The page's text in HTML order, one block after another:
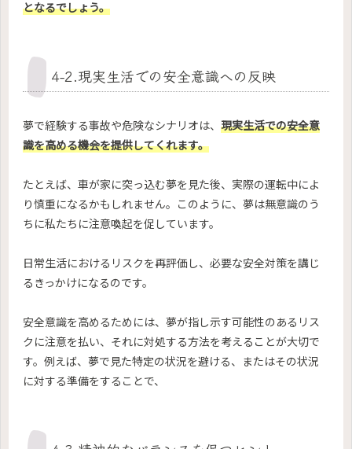
となるでしょう。
4-2.現実生活での安全意識への反映
夢で経験する事故や危険なシナリオは、 現実生活での安全意
識を高める機会を提供してくれます。
たとえば、車が家に突っ込む夢を見た後、実際の運転中によ
り慎重になるかもしれません。このように、夢は無意識のう
ちに私たちに注意喚起を促しています。
日常生活におけるリスクを再評価し、必要な安全対策を講じ
るきっかけになるのです。
安全意識を高めるためには、夢が指し示す可能性のあるリス
クに注意を払い、それに対処する方法を考えることが大切で
す。例えば、夢で見た特定の状況を避ける、またはその状況
に対する準備をすることで、